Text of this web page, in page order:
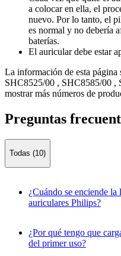
a colocar en ella, el
nuevo. Por lo tanto, el
es normal y no debería
baterías.
El auricular debe estar
La información de esta página
SHC8525/00 , SHC8585/00 ,
mostrar más números de
Preguntas
Todas (10)
¿Cuándo se enciende
auriculares Philips?
¿Por qué tengo que
del primer uso?